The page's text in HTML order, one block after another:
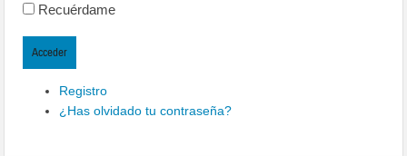
Recuérdame
Acceder
Registro
¿Has olvidado tu contraseña?